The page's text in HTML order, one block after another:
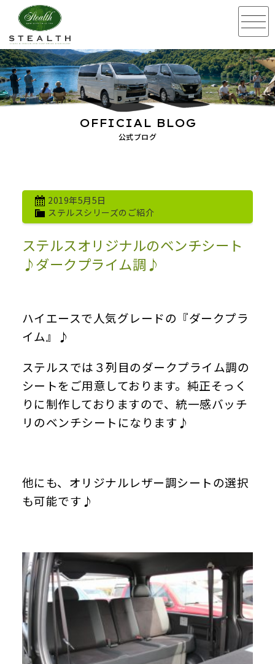
公式ブログ
OFFICIAL BLOG
2019年5月5日
ステルスシリーズのご紹介
ステルスオリジナルのベンチシート
♪ダークプライム調♪
ハイエースで人気グレードの『ダークプラ
イム』♪
ステルスでは３列目のダークプライム調の
シートをご用意しております。純正そっく
りに制作しておりますので、統一感バッチ
リのベンチシートになります♪
他にも、オリジナルレザー調シートの選択
も可能です♪